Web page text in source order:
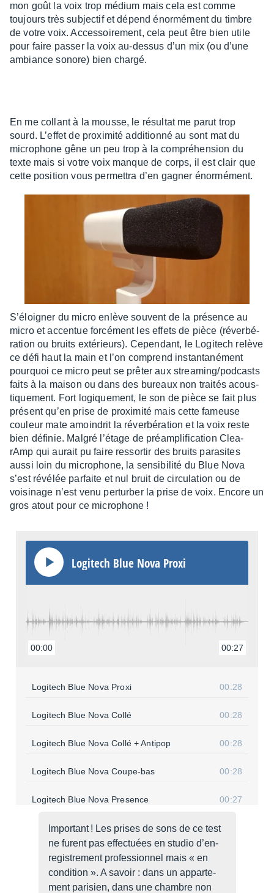
mon goût la voix trop médium mais cela est comme
toujours très subjec­tif et dépend énor­mé­ment du timbre
de votre voix. Acces­soi­re­ment, cela peut être bien utile
pour faire passer la voix au-dessus d’un mix (ou d’une
ambiance sonore) bien chargé.
En me collant à la mousse, le résul­tat me parut trop
sourd. L’ef­fet de proxi­mité addi­tionné au sont mat du
micro­phone gêne un peu trop à la compré­hen­sion du
texte mais si votre voix manque de corps, il est clair que
cette posi­tion vous permet­tra d’en gagner énor­mé­ment.
S’éloi­gner du micro enlève souvent de la présence au
micro et accen­tue forcé­ment les effets de pièce (réver­bé­
ra­tion ou bruits exté­rieurs). Cepen­dant, le Logi­tech relève
ce défi haut la main et l’on comprend instan­ta­né­ment
pourquoi ce micro peut se prêter aux strea­ming/podcasts
faits à la maison ou dans des bureaux non trai­tés acous­
tique­ment. Fort logique­ment, le son de pièce se fait plus
présent qu’en prise de proxi­mité mais cette fameuse
couleur mate amoin­drit la réver­bé­ra­tion et la voix reste
bien défi­nie. Malgré l’étage de préam­pli­fi­ca­tion Clea­
rAmp qui aurait pu faire ressor­tir des bruits para­sites
aussi loin du micro­phone, la sensi­bi­lité du Blue Nova
s’est révé­lée parfaite et nul bruit de circu­la­tion ou de
voisi­nage n’est venu pertur­ber la prise de voix. Encore un
gros atout pour ce micro­phone !
Logi­tech Blue Nova Proxi
00:00 00:27
Logi­tech Blue Nova Proxi 00:28
Logi­tech Blue Nova Collé 00:28
Logi­tech Blue Nova Collé + Anti­pop 00:28
Logi­tech Blue Nova Coupe-bas 00:28
Logi­tech Blue Nova Presence 00:27
Logi­tech Blue Nova Coupe-bas + Presence 00:28
Logi­tech Blue Nova 20cm
Impor­tant ! Les prises de sons de ce test
ne furent pas effec­tuées en studio d’en­
re­gis­tre­ment profes­sion­nel mais « en
condi­tion ». A savoir : dans un appar­te­
ment pari­sien, dans une chambre non